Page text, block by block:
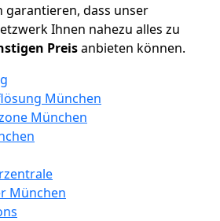
garantieren, dass unser
Ihnen nahezu alles zu
Preisanbieten können.
München
München
München